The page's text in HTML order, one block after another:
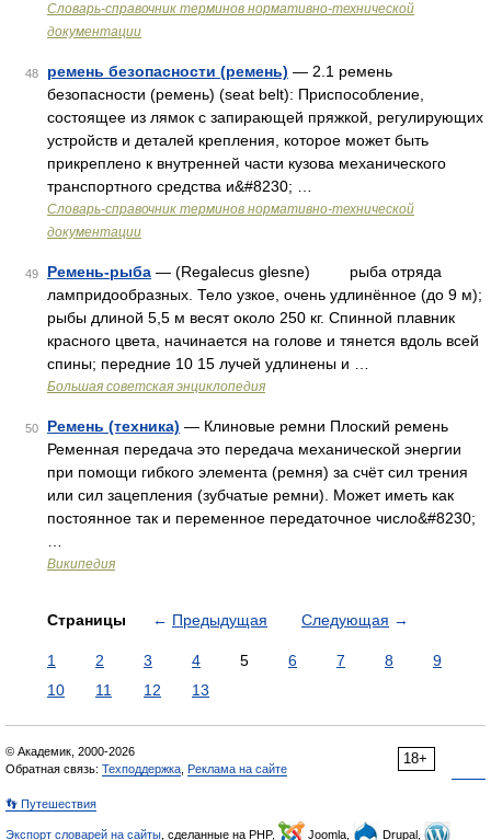
Словарь-справочник терминов нормативно-технической
документации
48 ремень безопасности (ремень) — 2.1 ремень
безопасности (ремень) (seat belt): Приспособление,
состоящее из лямок с запирающей пряжкой, регулирующих
устройств и деталей крепления, которое может быть
прикреплено к внутренней части кузова механического
транспортного средства и&#8230; …
Словарь-справочник терминов нормативно-технической
документации
49 Ремень-рыба — (Regalecus glesne) рыба отряда
лампридообразных. Тело узкое, очень удлинённое (до 9 м);
рыбы длиной 5,5 м весят около 250 кг. Спинной плавник
красного цвета, начинается на голове и тянется вдоль всей
спины; передние 10 15 лучей удлинены и …
Большая советская энциклопедия
50 Ремень (техника) — Клиновые ремни Плоский ремень
Ременная передача это передача механической энергии
при помощи гибкого элемента (ремня) за счёт сил трения
или сил зацепления (зубчатые ремни). Может иметь как
постоянное так и переменное передаточное число&#8230;
Википедия
Страницы ← Предыдущая Следующая →
1 2 3 4 5 6 7 8
9
10
11 12 13
18+
© Академик, 2000-2026
Обратная связь: Техподдержка Реклама на сайте
👣 Путешествия
Экспорт словарей на сайты , сделанные на PHP, Joomla, Drupal,